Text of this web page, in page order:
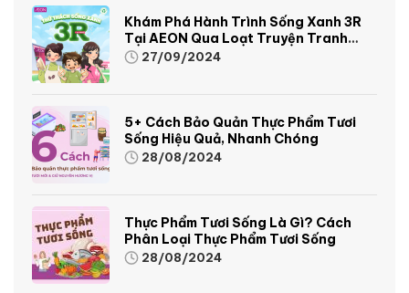
Khám Phá Hành Trình Sống Xanh 3R
Tại AEON Qua Loạt Truyện Tranh
Sinh Động Và Thú Vị
27/09/2024
5+ Cách Bảo Quản Thực Phẩm Tươi
Sống Hiệu Quả, Nhanh Chóng
28/08/2024
Thực Phẩm Tươi Sống Là Gì? Cách
Phân Loại Thực Phẩm Tươi Sống
28/08/2024